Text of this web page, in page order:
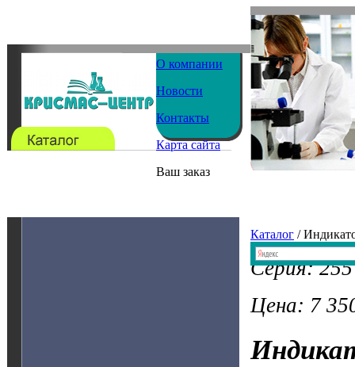
О компании
Новости
Контакты
Карта сайта
Ваш заказ
Каталог /
Серия: 255
Цена: 7